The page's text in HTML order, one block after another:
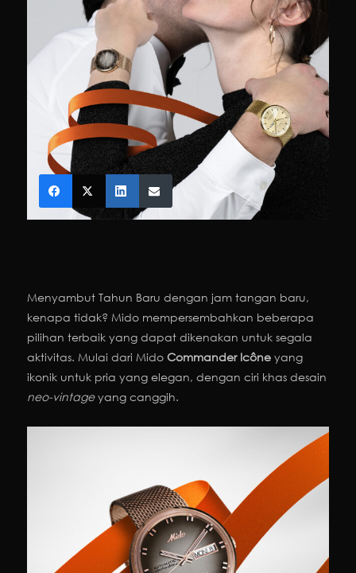
Menyambut Tahun Baru dengan jam tangan baru,
kenapa tidak? Mido mempersembahkan beberapa
pilihan terbaik yang dapat dikenakan untuk segala
aktivitas. Mulai dari Mido Commander Icône yang
ikonik untuk pria yang elegan, dengan ciri khas desain
neo-vintageyang canggih.